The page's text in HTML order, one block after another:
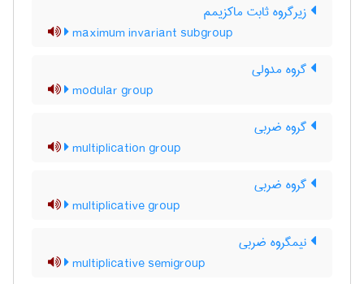
زیرگروه ثابت ماکزیمم
maximum invariant subgroup
گروه مدولی
modular group
گروه ضربی
multiplication group
گروه ضربی
multiplicative group
نیمگروه ضربی
multiplicative semigroup